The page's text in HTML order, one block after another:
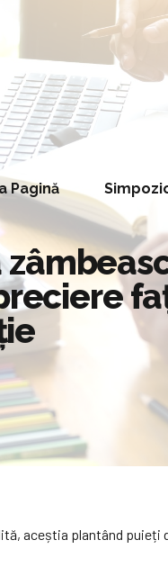
Pagină
aceștia plantând